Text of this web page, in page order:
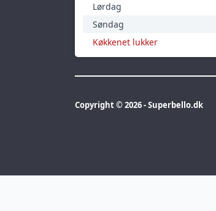
Lørdag
Søndag
Køkkenet lukker
Copyright © 2026 - Superbello.dk